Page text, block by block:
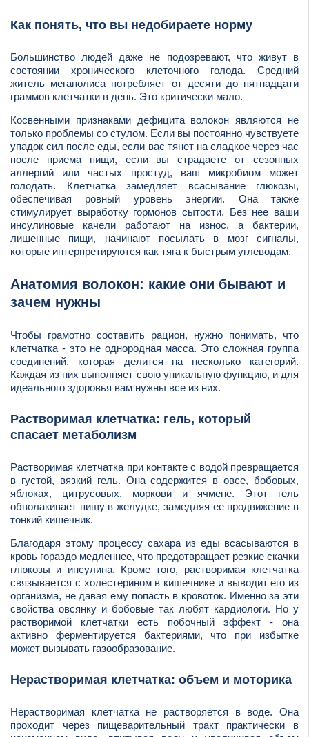
Как понять, что вы недобираете норму
Большинство людей даже не подозревают, что живут в
состоянии хронического клеточного голода. Средний
житель мегаполиса потребляет от десяти до пятнадцати
граммов клетчатки в день. Это критически мало.
Косвенными признаками дефицита волокон являются не
только проблемы со стулом. Если вы постоянно чувствуете
упадок сил после еды, если вас тянет на сладкое через час
после приема пищи, если вы страдаете от сезонных
аллергий или частых простуд, ваш микробиом может
голодать. Клетчатка замедляет всасывание глюкозы,
обеспечивая ровный уровень энергии. Она также
стимулирует выработку гормонов сытости. Без нее ваши
инсулиновые качели работают на износ, а бактерии,
лишенные пищи, начинают посылать в мозг сигналы,
которые интерпретируются как тяга к быстрым углеводам.
Анатомия волокон: какие они бывают и
зачем нужны
Чтобы грамотно составить рацион, нужно понимать, что
клетчатка - это не однородная масса. Это сложная группа
соединений, которая делится на несколько категорий.
Каждая из них выполняет свою уникальную функцию, и для
идеального здоровья вам нужны все из них.
Растворимая клетчатка: гель, который
спасает метаболизм
Растворимая клетчатка при контакте с водой превращается
в густой, вязкий гель. Она содержится в овсе, бобовых,
яблоках, цитрусовых, моркови и ячмене. Этот гель
обволакивает пищу в желудке, замедляя ее продвижение в
тонкий кишечник.
Благодаря этому процессу сахара из еды всасываются в
кровь гораздо медленнее, что предотвращает резкие скачки
глюкозы и инсулина. Кроме того, растворимая клетчатка
связывается с холестерином в кишечнике и выводит его из
организма, не давая ему попасть в кровоток. Именно за эти
свойства овсянку и бобовые так любят кардиологи. Но у
растворимой клетчатки есть побочный эффект - она
активно ферментируется бактериями, что при избытке
может вызывать газообразование.
Нерастворимая клетчатка: объем и моторика
Нерастворимая клетчатка не растворяется в воде. Она
проходит через пищеварительный тракт практически в